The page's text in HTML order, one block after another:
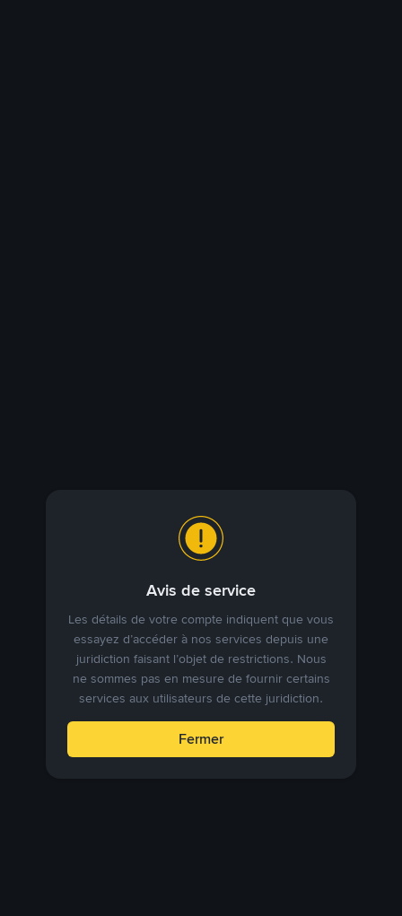
Avis de service
Les détails de votre compte indiquent que vous
essayez d’accéder à nos services depuis une
juridiction faisant l’objet de restrictions. Nous
ne sommes pas en mesure de fournir certains
services aux utilisateurs de cette juridiction.
Fermer